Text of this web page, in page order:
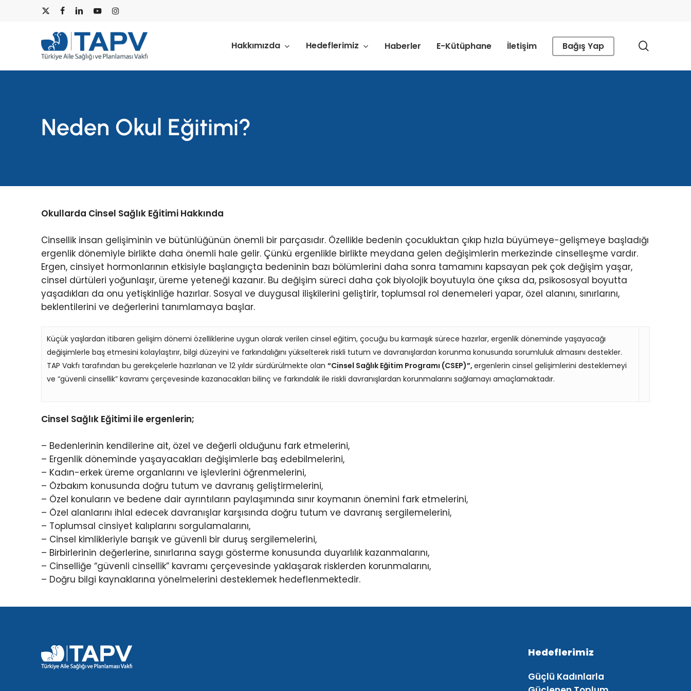
x-
twitter
facebooklinkedin youtubeinstagram
Hakkımızda Hedeflerimiz Haberler E-Kütüphane İletişim Bağış Yap
Neden Okul Eğitimi?
Okullarda Cinsel Sağlık Eğitimi Hakkında
Cinsellik insan gelişiminin ve bütünlüğünün önemli bir parçasıdır. Özellikle bedenin çocukluktan çıkıp hızla büyümeye-gelişmeye başladığı
ergenlik dönemiyle birlikte daha önemli hale gelir. Çünkü ergenlikle birlikte meydana gelen değişimlerin merkezinde cinselleşme vardır.
Ergen, cinsiyet hormonlarının etkisiyle başlangıçta bedeninin bazı bölümlerini daha sonra tamamını kapsayan pek çok değişim yaşar,
cinsel dürtüleri yoğunlaşır, üreme yeteneği kazanır. Bu değişim süreci daha çok biyolojik boyutuyla öne çıksa da, psikososyal boyutta
yaşadıkları da onu yetişkinliğe hazırlar. Sosyal ve duygusal ilişkilerini geliştirir, toplumsal rol denemeleri yapar, özel alanını, sınırlarını,
beklentilerini ve değerlerini tanımlamaya başlar.
Küçük yaşlardan itibaren gelişim dönemi özelliklerine uygun olarak verilen cinsel eğitim, çocuğu bu karmaşık sürece hazırlar, ergenlik döneminde yaşayacağı
değişimlerle baş etmesini kolaylaştırır, bilgi düzeyini ve farkındalığını yükselterek riskli tutum ve davranışlardan korunma konusunda sorumluluk almasını destekler.
TAP Vakfı tarafından bu gerekçelerle hazırlanan ve 12 yıldır sürdürülmekte olan “Cinsel Sağlık Eğitim Programı (CSEP)”, ergenlerin cinsel gelişimlerini desteklemeyi
ve “güvenli cinsellik” kavramı çerçevesinde kazanacakları bilinç ve farkındalık ile riskli davranışlardan korunmalarını sağlamayı amaçlamaktadır.
Cinsel Sağlık Eğitimi ile ergenlerin;
– Bedenlerinin kendilerine ait, özel ve değerli olduğunu fark etmelerini,
– Ergenlik döneminde yaşayacakları değişimlerle baş edebilmelerini,
– Kadın-erkek üreme organlarını ve işlevlerini öğrenmelerini,
– Özbakım konusunda doğru tutum ve davranış geliştirmelerini,
– Özel konuların ve bedene dair ayrıntıların paylaşımında sınır koymanın önemini fark etmelerini,
– Özel alanlarını ihlal edecek davranışlar karşısında doğru tutum ve davranış sergilemelerini,
– Toplumsal cinsiyet kalıplarını sorgulamalarını,
– Cinsel kimlikleriyle barışık ve güvenli bir duruş sergilemelerini,
– Birbirlerinin değerlerine, sınırlarına saygı gösterme konusunda duyarlılık kazanmalarını,
– Cinselliğe “güvenli cinsellik” kavramı çerçevesinde yaklaşarak risklerden korunmalarını,
– Doğru bilgi kaynaklarına yönelmelerini desteklemek hedeflenmektedir.
Hedeflerimiz
Güçlü Kadınlarla